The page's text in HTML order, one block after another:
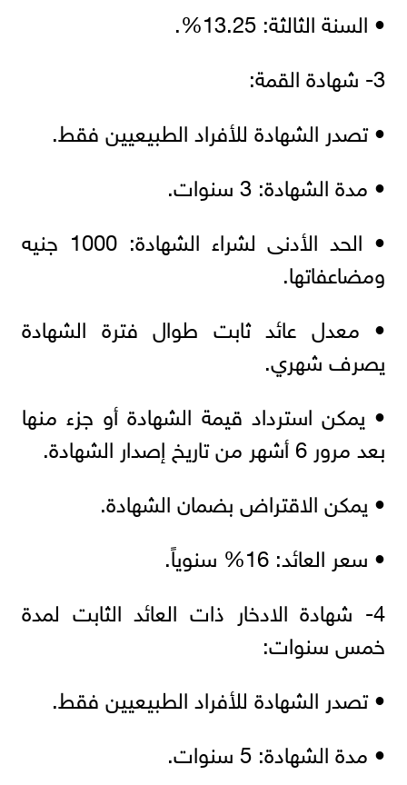
• السنة الثالثة: 13.25%.
3- شهادة القمة:
• تصدر الشهادة للأفراد الطبيعيين فقط.
• مدة الشهادة: 3 سنوات.
• الحد الأدنى لشراء الشهادة: 1000 جنيه
ومضاعفاتها.
• معدل عائد ثابت طوال فترة الشهادة
يصرف شهري.
• يمكن استرداد قيمة الشهادة أو جزء منها
بعد مرور 6 أشهر من تاريخ إصدار الشهادة.
• يمكن الاقتراض بضمان الشهادة.
• سعر العائد: 16% سنوياً.
4- شهادة الادخار ذات العائد الثابت لمدة
خمس سنوات:
• تصدر الشهادة للأفراد الطبيعيين فقط.
• مدة الشهادة: 5 سنوات.